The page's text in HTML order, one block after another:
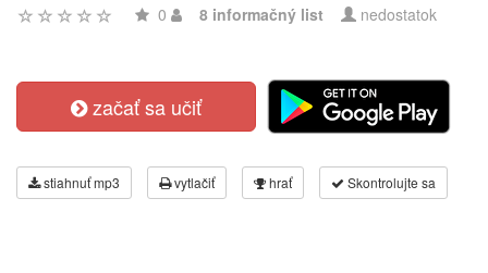
0 8 informačný list nedostatok
začať sa učiť
stiahnuť mp3 vytlačiť hrať Skontrolujte sa